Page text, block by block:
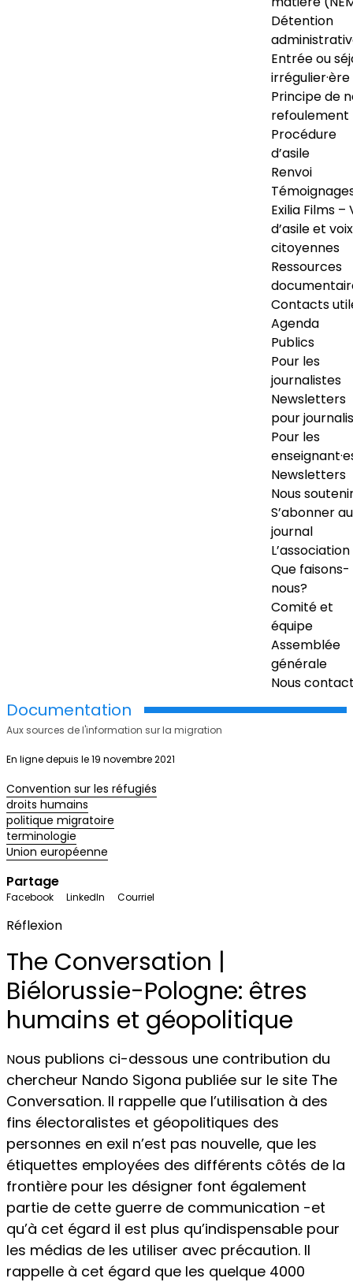
Détention
Entrée ou
irrégulier·ère
Principe de
refoulement
Procédure
d’asile
Renvoi
Exilia Films –
d’asile et voix
citoyennes
Ressources
Contacts
Agenda
Publics
Pour les
journalistes
Newsletters
pour
Pour les
Newsletters
Nous
S’abonner au
journal
L’association
Que faisons-
nous?
Comité et
équipe
Assemblée
générale
Nous
Documentation
Aux sources de l'information sur la migration
En ligne depuis le 19 novembre 2021
Convention sur les réfugiés
droits humains
politique migratoire
terminologie
Union européenne
Partage
Facebook LinkedIn Courriel
Réflexion
The Conversation |
Biélorussie-Pologne: êtres
humains et géopolitique
Nous publions ci-dessous une contribution du
chercheur Nando Sigona publiée sur le site The
Conversation. Il rappelle que l’utilisation à des
fins électoralistes et géopolitiques des
personnes en exil n’est pas nouvelle, que les
étiquettes employées des différents côtés de la
frontière pour les désigner font également
partie de cette guerre de communication -et
qu’à cet égard il est plus qu’indispensable pour
les médias de les utiliser avec précaution. Il
rappelle à cet égard que les quelque 4000